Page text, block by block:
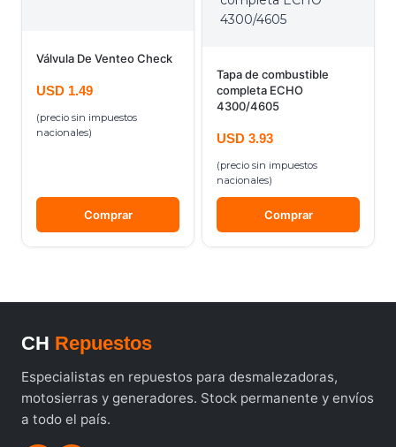
Válvula De Venteo Check
USD 1.49
(precio sin impuestos
nacionales)
Comprar
Tapa de combustible
completa ECHO
4300/4605
USD 3.93
(precio sin impuestos
nacionales)
Comprar
CH Repuestos
Especialistas en repuestos para desmalezadoras,
motosierras y generadores. Stock permanente y envíos
a todo el país.